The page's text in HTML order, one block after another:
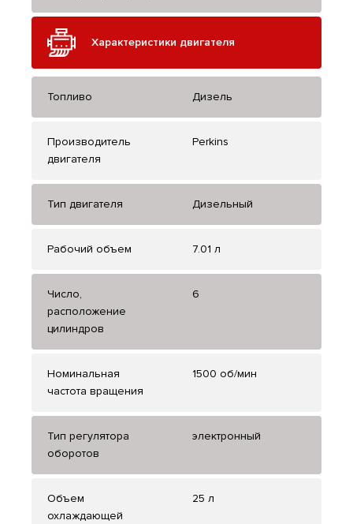
Характеристики двигателя
Топливо Дизель
Производитель
двигателя
Perkins
Тип двигателя Дизельный
Рабочий объем 7.01 л
Число,
расположение
цилиндров
6
Номинальная
частота вращения
1500 об/мин
Тип регулятора
оборотов
электронный
Объем
охлаждающей
25 л